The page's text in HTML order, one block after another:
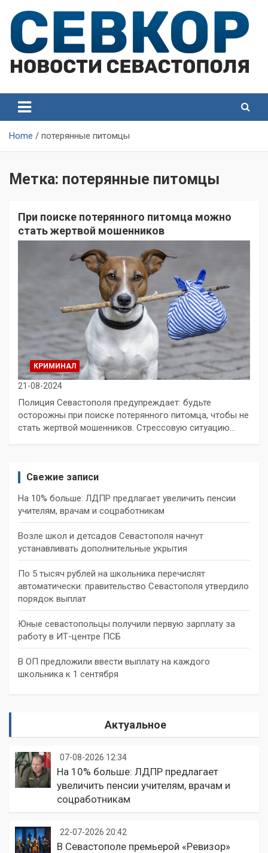
content
Севастополя
Севастополя
Home потерянные питомцы
Метка: потерянные питомцы
При поиске потерянного питомца можно
стать жертвой мошенников
КРИМИНАЛ
21-08-2024
Полиция Севастополя предупреждает: будьте
осторожны при поиске потерянного питомца, чтобы не
стать жертвой мошенников. Стрессовую ситуацию…
Свежие записи
На 10% больше: ЛДПР предлагает увеличить пенсии
учителям, врачам и соцработникам
Возле школ и детсадов Севастополя начнут
устанавливать дополнительные укрытия
По 5 тысяч рублей на школьника перечислят
автоматически: правительство Севастополя утвердило
порядок выплат
Юные севастопольцы получили первую зарплату за
работу в ИТ-центре ПСБ
В ОП предложили ввести выплату на каждого
школьника к 1 сентября
Актуальное
07-08-2026 12:34
На 10% больше: ЛДПР предлагает
увеличить пенсии учителям, врачам и
соцработникам
22-07-2026 20:42
В Севастополе премьерой «Ревизор»